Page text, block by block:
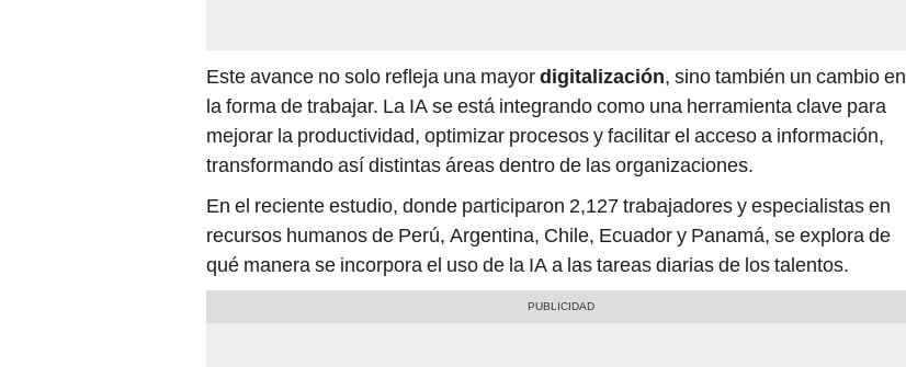
Este avance no solo refleja una mayordigitalización, sino también un cambio en
la forma de trabajar. La IA se está integrando como una herramienta clave para
mejorar la productividad, optimizar procesos y facilitar el acceso a información,
transformando así distintas áreas dentro de las organizaciones.
En el reciente estudio, donde participaron 2,127 trabajadores y especialistas en
recursos humanos de Perú, Argentina, Chile, Ecuador y Panamá, se explora de
qué manera se incorpora el uso de la IA a las tareas diarias de los talentos.